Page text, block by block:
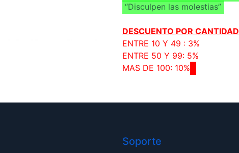
“Disculpen las molestias”
DESCUENTO POR CANTIDAD
ENTRE 10 Y 49 : 3%
ENTRE 50 Y 99: 5%
MAS DE 100: 10%
Soporte